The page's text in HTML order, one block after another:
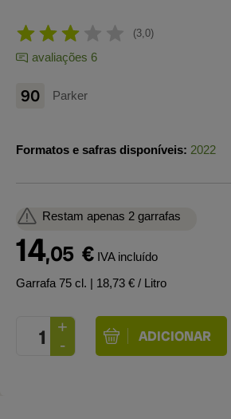
3,0
avaliações 6
90 Parker
Formatos e safras disponíveis: 2022
Restam apenas 2 garrafas
14,05 € IVA incluído
Garrafa 75 cl. | 18,73 € / Litro